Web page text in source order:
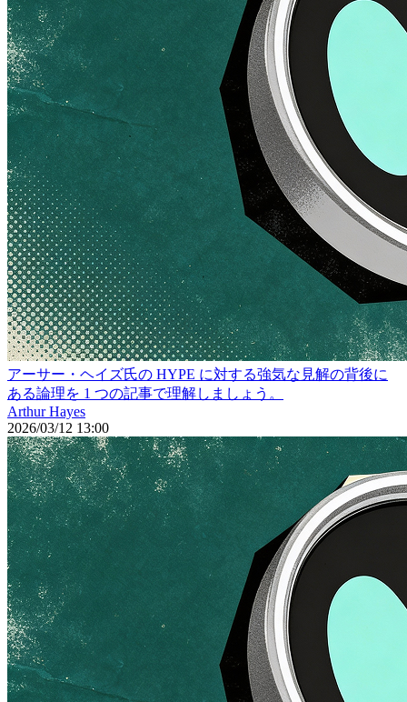
アーサー・ヘイズ氏の HYPE に対する強気な見解の背後に
ある論理を 1 つの記事で理解しましょう。
Arthur Hayes
2026/03/12 13:00